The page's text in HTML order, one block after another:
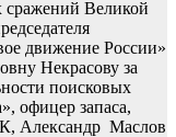
сражений Великой
движение России»
Некрасову за
поисковых
офицер запаса,
Александр Маслов